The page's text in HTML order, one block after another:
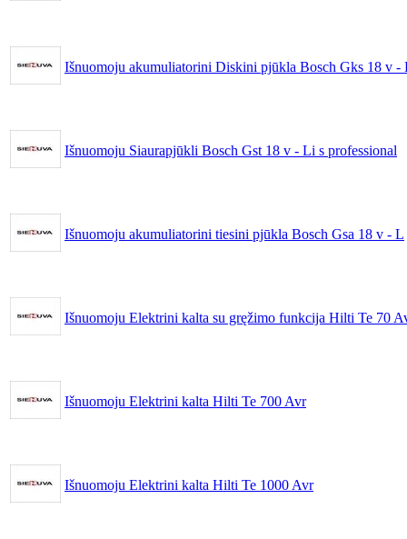
Išnuomoju akumuliatorini Diskini pjūkla Bosch Gks 18 v -
Išnuomoju Siaurapjūkli Bosch Gst 18 v - Li s professional
Išnuomoju akumuliatorini tiesini pjūkla Bosch Gsa 18 v - L
Išnuomoju Elektrini kalta su gręžimo funkcija Hilti Te 70
Išnuomoju Elektrini kalta Hilti Te 700 Avr
Išnuomoju Elektrini kalta Hilti Te 1000 Avr